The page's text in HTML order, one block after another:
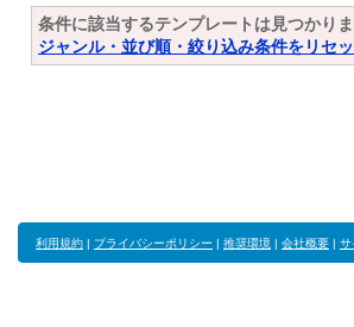
条件に該当するテンプレートは見つかりま
ジャンル・並び順・絞り込み条件をリセ
利用規約 | プライバシーポリシー | 推奨環境 | 会社概要 | サ